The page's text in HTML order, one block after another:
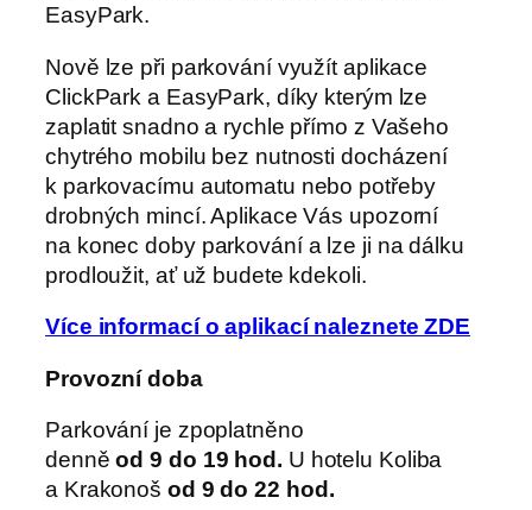
EasyPark.
Nově lze při parkování využít aplikace
ClickPark a EasyPark, díky kterým lze
zaplatit snadno a rychle přímo z Vašeho
chytrého mobilu bez nutnosti docházení
k parkovacímu automatu nebo potřeby
drobných mincí. Aplikace Vás upozorní
na konec doby parkování a lze ji na dálku
prodloužit, ať už budete kdekoli.
Více informací o aplikací naleznete ZDE
Provozní doba
Parkování je zpoplatněno
denněod 9 do 19 hod . U hotelu Koliba
a Krakonoš od 9 do 22 hod .